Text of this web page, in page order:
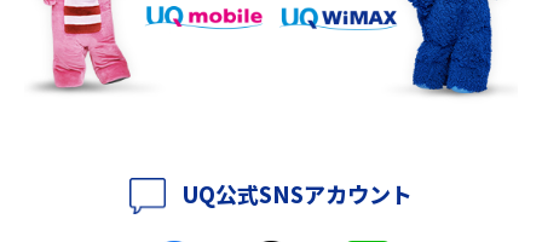
持ち運びできるポケット型Wi-Fiのおススメの選び方は？メリット・デメリ
ットも紹介
ポケット型Wi-Fiとは？通信の仕組みやメリット・デメリットを解説
UQ公式SNSアカウント